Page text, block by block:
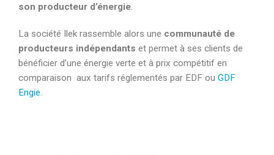
son producteur d’énergie.
La société Ilek rassemble alors une communauté de
producteurs indépendants et permet à ses clients de
bénéficier d’une énergie verte et à prix compétitif en
comparaison aux tarifs réglementés par EDF ou GDF
Engie.